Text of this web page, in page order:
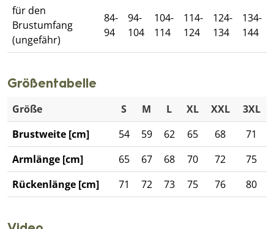
für den
Brustumfang
(ungefähr)
84-
94
94-
104
104-
114
114-
124
124-
134
134-
144
Größentabelle
Größe S M L XL XXL
3XL
Brustweite [cm]
54 59 62 65 68
71
Armlänge [cm]
65 67 68 70 72
75
Rückenlänge [cm]
71 72 73 75 76 80